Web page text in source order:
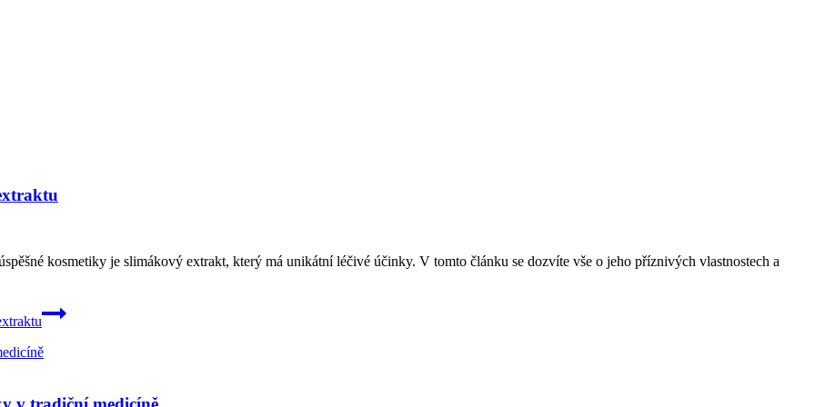
kosmetiky je slimákový extrakt, který má unikátní léčivé účinky. V tomto článku se dozvíte vše o jeho příznivých vlastnostech a